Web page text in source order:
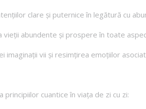
clare și puternice în legătură cu
vieții abundente și prospere în toate
imaginații vii și resimțirea emoțiilor
principiilor cuantice în viața de zi cu zi: